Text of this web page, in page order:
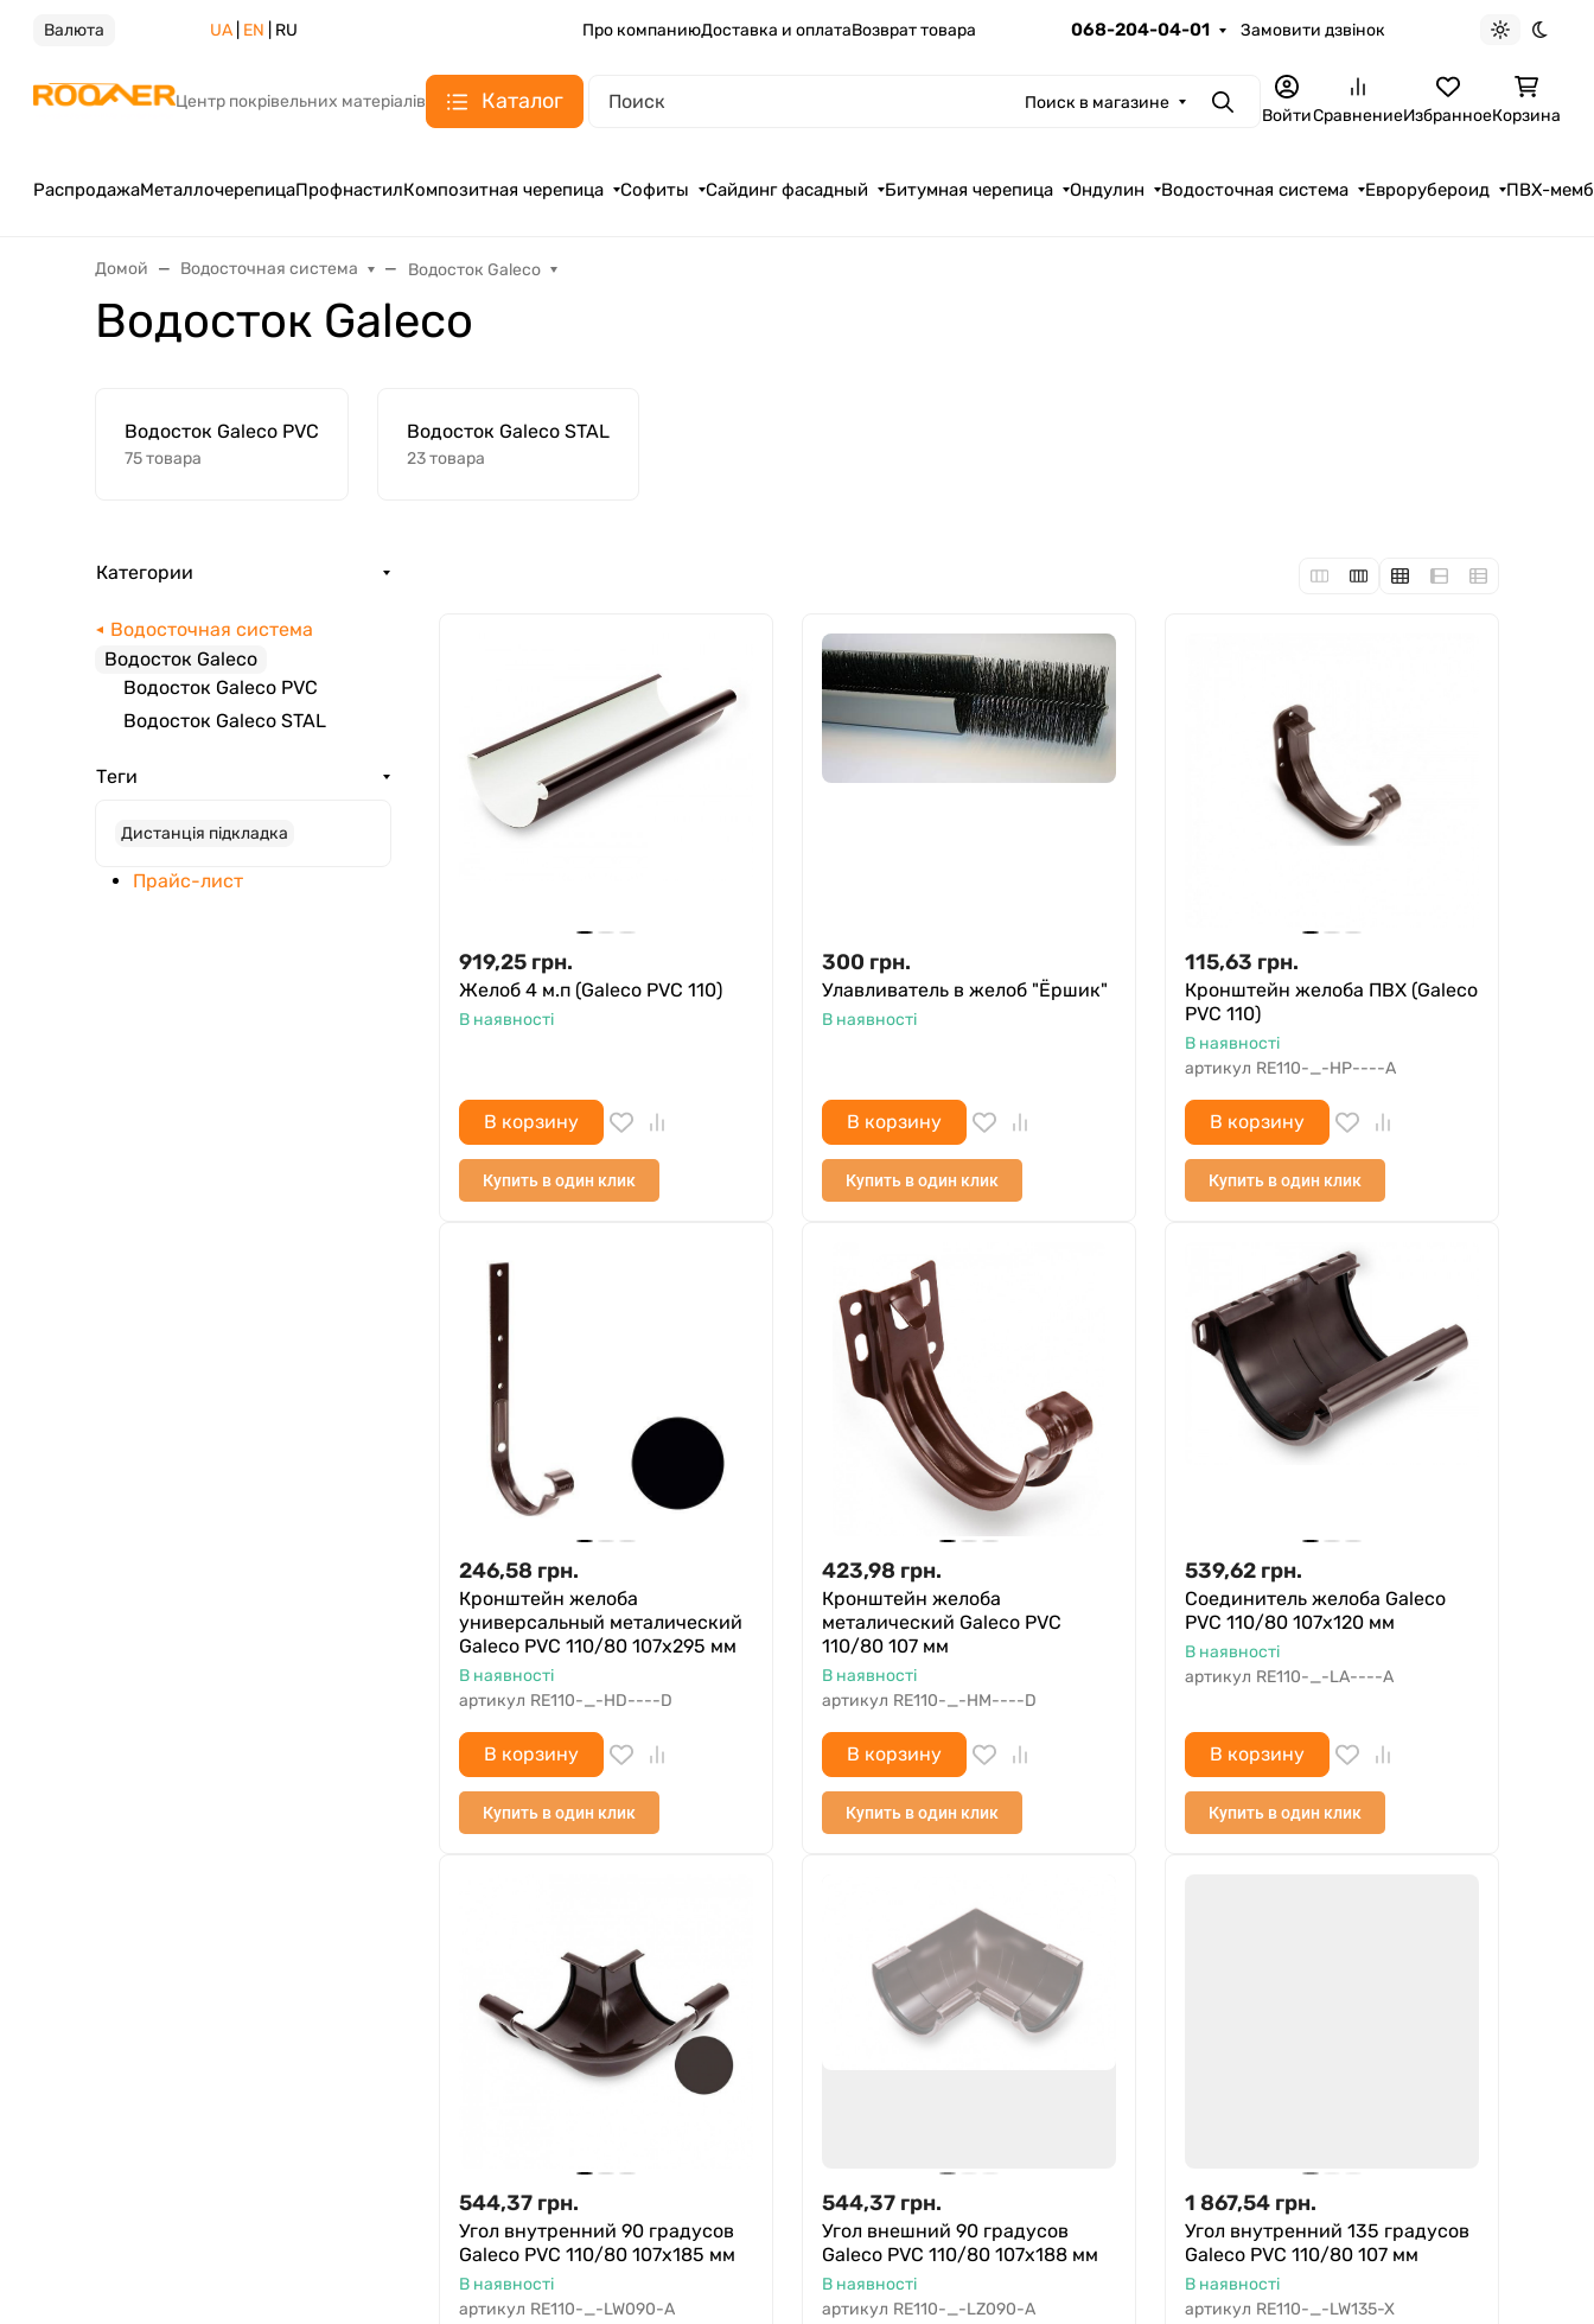
Валюта UA| EN | RU Про компаниюДоставка и оплатаВозврат товара 068-204-04-01 Замовити дзвінок
Светлая
Центр покрівельних матеріалів Каталог Поиск в магазине ПоискВойтиСравнениеИзбранноеКорзина
РаспродажаМеталлочерепицаПрофнастилКомпозитная черепица Софиты Сайдинг фасадный Битумная черепица Ондулин Водосточная система Еврорубероид ПВХ-
Домой Водосточная система Водосток Galeco
Водосток Galeco
Водосток Galeco PVC
75 товара
Водосток Galeco STAL
23 товара
Категории
Водосточная система
Водосток Galeco
Водосток Galeco PVC
Водосток Galeco STAL
Теги
Дистанція підкладка
Прайс-лист
919,25 грн.
Желоб 4 м.п (Galeco PVC 110)
В наявності
В корзину
Купить в один клик
300 грн.
Улавливатель в желоб "Ёршик"
В наявності
В корзину
Купить в один клик
115,63 грн.
Кронштейн желоба ПВХ (Galeco
PVC 110)
В наявності
артикул RE110-_-HP----A
В корзину
Купить в один клик
246,58 грн.
Кронштейн желоба
универсальный металический
Galeco PVC 110/80 107х295 мм
В наявності
артикул RE110-_-HD----D
В корзину
Купить в один клик
423,98 грн.
Кронштейн желоба
металический Galeco PVC
110/80 107 мм
В наявності
артикул RE110-_-HM----D
В корзину
Купить в один клик
539,62 грн.
Соединитель желоба Galeco
PVC 110/80 107х120 мм
В наявності
артикул RE110-_-LA----A
В корзину
Купить в один клик
544,37 грн.
Угол внутренний 90 градусов
Galeco PVC 110/80 107х185 мм
В наявності
артикул RE110-_-LW090-A
544,37 грн.
Угол внешний 90 градусов
Galeco PVC 110/80 107х188 мм
В наявності
артикул RE110-_-LZ090-A
1 867,54 грн.
Угол внутренний 135 градусов
Galeco PVC 110/80 107 мм
В наявності
артикул RE110-_-LW135-X